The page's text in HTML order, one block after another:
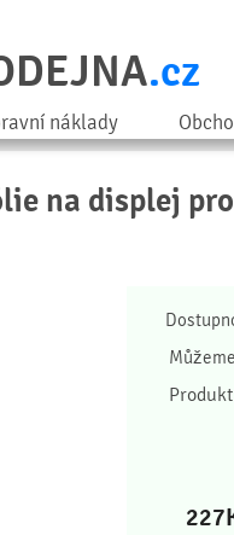
.cz
náklady
na displej
227